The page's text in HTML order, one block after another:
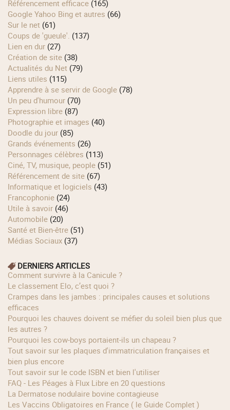
Référencement efficace (165)
Google Yahoo Bing et autres (66)
Sur le net (61)
Coups de 'gueule'. (137)
Lien en dur (27)
Création de site (38)
Actualités du Net (79)
Liens utiles (115)
Apprendre à se servir de Google (78)
Un peu d'humour (70)
Expression libre (87)
Photographie et images (40)
Doodle du jour (85)
Grands événements (26)
Personnages célèbres (113)
Ciné, TV, musique, people (51)
Référencement de site (67)
Informatique et logiciels (43)
Francophonie (24)
Utile à savoir (46)
Automobile (20)
Santé et Bien-être (51)
Médias Sociaux (37)
DERNIERS ARTICLES
Comment survivre à la Canicule ?
Le classement Elo, c’est quoi ?
Crampes dans les jambes : principales causes et solutions
efficaces
Pourquoi les chauves doivent se méfier du soleil bien plus que
les autres ?
Pourquoi les cow‑boys portaient‑ils un chapeau ?
Tout savoir sur les plaques d'immatriculation françaises et
bien plus encore
Tout savoir sur le code ISBN et bien l'utiliser
FAQ - Les Péages à Flux Libre en 20 questions
La Dermatose nodulaire bovine contagieuse
Les Vaccins Obligatoires en France ( le Guide Complet )